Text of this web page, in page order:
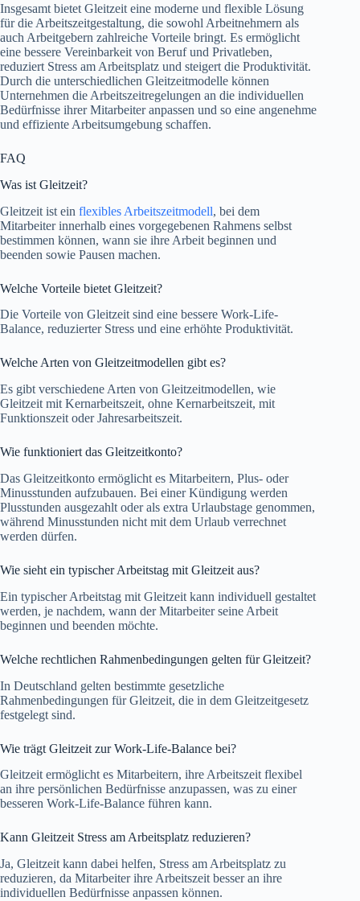
Insgesamt bietet Gleitzeit eine moderne und flexible Lösung
für die Arbeitszeitgestaltung, die sowohl Arbeitnehmern als
auch Arbeitgebern zahlreiche Vorteile bringt. Es ermöglicht
eine bessere Vereinbarkeit von Beruf und Privatleben,
reduziert Stress am Arbeitsplatz und steigert die Produktivität.
Durch die unterschiedlichen Gleitzeitmodelle können
Unternehmen die Arbeitszeitregelungen an die individuellen
Bedürfnisse ihrer Mitarbeiter anpassen und so eine angenehme
und effiziente Arbeitsumgebung schaffen.
FAQ
Was ist Gleitzeit?
Gleitzeit ist ein flexibles Arbeitszeitmodell, bei dem
Mitarbeiter innerhalb eines vorgegebenen Rahmens selbst
bestimmen können, wann sie ihre Arbeit beginnen und
beenden sowie Pausen machen.
Welche Vorteile bietet Gleitzeit?
Die Vorteile von Gleitzeit sind eine bessere Work-Life-
Balance, reduzierter Stress und eine erhöhte Produktivität.
Welche Arten von Gleitzeitmodellen gibt es?
Es gibt verschiedene Arten von Gleitzeitmodellen, wie
Gleitzeit mit Kernarbeitszeit, ohne Kernarbeitszeit, mit
Funktionszeit oder Jahresarbeitszeit.
Wie funktioniert das Gleitzeitkonto?
Das Gleitzeitkonto ermöglicht es Mitarbeitern, Plus- oder
Minusstunden aufzubauen. Bei einer Kündigung werden
Plusstunden ausgezahlt oder als extra Urlaubstage genommen,
während Minusstunden nicht mit dem Urlaub verrechnet
werden dürfen.
Wie sieht ein typischer Arbeitstag mit Gleitzeit aus?
Ein typischer Arbeitstag mit Gleitzeit kann individuell gestaltet
werden, je nachdem, wann der Mitarbeiter seine Arbeit
beginnen und beenden möchte.
Welche rechtlichen Rahmenbedingungen gelten für Gleitzeit?
In Deutschland gelten bestimmte gesetzliche
Rahmenbedingungen für Gleitzeit, die in dem Gleitzeitgesetz
festgelegt sind.
Wie trägt Gleitzeit zur Work-Life-Balance bei?
Gleitzeit ermöglicht es Mitarbeitern, ihre Arbeitszeit flexibel
an ihre persönlichen Bedürfnisse anzupassen, was zu einer
besseren Work-Life-Balance führen kann.
Kann Gleitzeit Stress am Arbeitsplatz reduzieren?
Ja, Gleitzeit kann dabei helfen, Stress am Arbeitsplatz zu
reduzieren, da Mitarbeiter ihre Arbeitszeit besser an ihre
individuellen Bedürfnisse anpassen können.